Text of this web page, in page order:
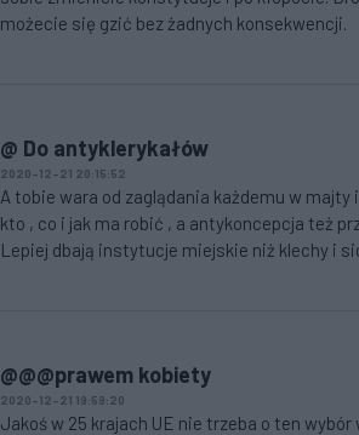
możecie się gzić bez żadnych konsekwencji.
@ Do antyklerykałów
2020-12-21 20:15:52
A tobie wara od zaglądania każdemu w
kto , co i jak ma robić , a antykoncepcja też
Lepiej dbają instytucje miejskie niż klechy i
@@@prawem kobiety
2020-12-21 19:59:20
Jakoś w 25 krajach UE nie trzeba o ten